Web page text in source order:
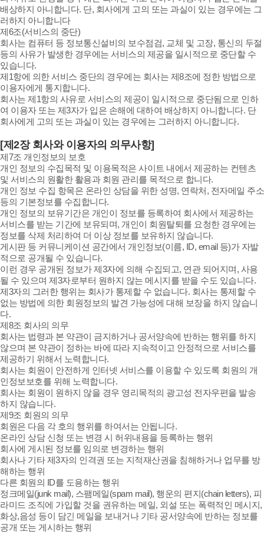
배상하지 아니합니다. 단, 회사에게 고의 또는 과실이 있는 경우에는 그
러하지 아니합니다
제6조(서비스의 중단)
회사는 컴퓨터 등 정보통신설비의 보수점검, 교체 및 고장, 통신의 두절
등의 사유가 발생한 경우에는 서비스의 제공을 일시적으로 중단할 수
있습니다.
제1항에 의한 서비스 중단의 경우에는 회사는 제8조에 정한 방법으로
이용자에게 통지합니다.
회사는 제1항의 사유로 서비스의 제공이 일시적으로 중단됨으로 인하
여 이용자 또는 제3자가 입은 손해에 대하여 배상하지 아니합니다. 단
회사에게 고의 또는 과실이 있는 경우에는 그러하지 아니합니다.
[제2장 회사와 이용자의 의무사항]
제7조 개인정보의 보호
개인 정보의 수집목적 및 이용목적은 사이트 내에서 제공하는 컨텐츠
및 서비스의 원활한 활용과 회원 관리를 목적으로 합니다.
개인 정보 수집 항목은 온라인 상담을 위한 성명, 연락처, 전자메일 주소
등의 기본정보를 수집합니다.
개인 정보의 보유기간은 개인이 정보를 등록하여 회사에서 제공하는
서비스를 받는 기간에 보유되며, 개인이 회원탈퇴를 요청한 경우에는
정보를 삭제 처리하여 더 이상 정보를 보유하지 않습니다.
게시판 등 커뮤니케이션 공간에서 개인정보(이름, ID, email 등)가 자발
적으로 공개될 수 있습니다.
이런 경우 공개된 정보가 제3자에 의해 수집되고, 연관 되어지며, 사용
될 수 있으며 제3자로부터 원하지 않는 메시지를 받을 수도 있습니다.
제3자의 그러한 행위는 회사가 통제할 수 없습니다. 회사는 통제할 수
없는 방법에 의한 회원정보의 발견 가능성에 대해 보장을 하지 않습니
다.
제8조 회사의 의무
회사는 법령과 본 약관이 금지하거나 공서양속에 반하는 행위를 하지
않으며 본 약관이 정하는 바에 따라 지속적이고 안정적으로 서비스를
제공하기 위해서 노력합니다.
회사는 회원이 안전하게 인터넷 서비스를 이용할 수 있도록 회원의 개
인정보보호를 위해 노력합니다.
회사는 회원이 원하지 않을 경우 영리목적의 광고성 전자우편을 발송
하지 않습니다.
제9조 회원의 의무
회원은 다음 각 호의 행위를 하여서는 안됩니다.
온라인 상담 신청 또는 변경 시 허위내용을 등록하는 행위
회사에 게시된 정보를 임의로 변경하는 행위
회사나 기타 제3자의 인격권 또는 지적재산권을 침해하거나 업무를 방
해하는 행위
다른 회원의 ID를 도용하는 행위
정크메일(junk mail), 스팸메일(spam mail), 행운의 편지(chain letters), 피
라미드 조직에 가입할 것을 권유하는 메일, 외설 또는 폭력적인 메시지,
화상,음성 등이 담긴 메일을 보내거나 기타 공서양속에 반하는 정보를
공개 또는 게시하는 행위